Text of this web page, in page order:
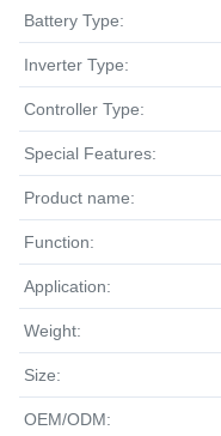
Battery Type:
Inverter Type:
Controller Type:
Special Features:
Product name:
Function:
Application:
Weight:
Size:
OEM/ODM: